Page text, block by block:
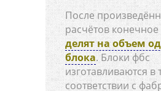
После
расчётов
делят на объем
блока. Блоки фбс
изготавливаются в
соответствии с